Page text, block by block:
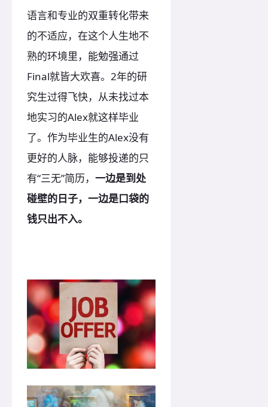
语言和专业的双重转化带来
的不适应，在这个人生地不
熟的环境里，能勉强通过
Final就皆大欢喜。2年的研
究生过得飞快，从未找过本
地实习的Alex就这样毕业
了。作为毕业生的Alex没有
更好的人脉，能够投递的只
有“三无”简历， 一边是到处
碰壁的日子，一边是口袋的
钱只出不入。